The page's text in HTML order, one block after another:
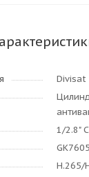
Divisat
1/2.8"
H.265/